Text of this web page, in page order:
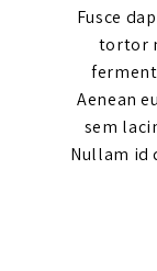
Fusce
tortor
Aenean
sem
Nullam id